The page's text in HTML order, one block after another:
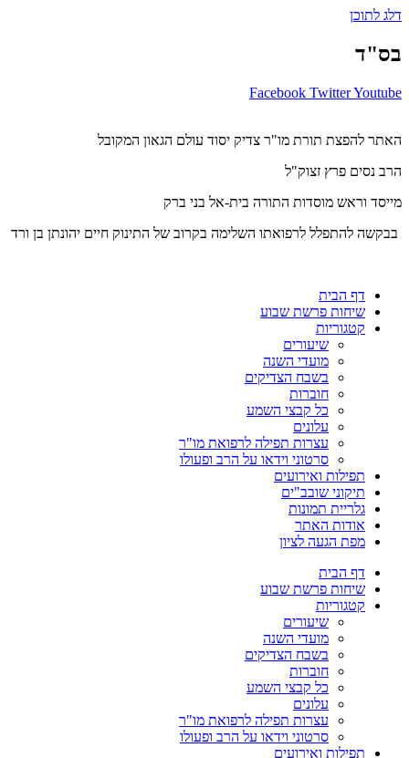
דלג לתוכן
בס"ד
Facebook TwitterYoutube
האתר להפצת תורת מו"ר צדיק יסוד עולם הגאון המקובל
הרב נסים פרץ זצוק"ל
מייסד וראש מוסדות התורה בית-אל בני ברק
בבקשה להתפלל לרפואתו השלימה בקרוב של התינוק חיים יהונתן בן ורד
דף הבית
שיחות פרשת שבוע
קטגוריות
שיעורים
מועדי השנה
בשבח הצדיקים
חוברות
כל קבצי השמע
עלונים
עצרות תפילה לרפואת מו"ר
סרטוני וידאו על הרב ופעולו
תפילות ואירועים
תיקוני שובב"ים
גלריית תמונות
אודות האתר
מפת הגעה לציון
דף הבית
שיחות פרשת שבוע
קטגוריות
שיעורים
מועדי השנה
בשבח הצדיקים
חוברות
כל קבצי השמע
עלונים
עצרות תפילה לרפואת מו"ר
סרטוני וידאו על הרב ופעולו
תפילות ואירועים